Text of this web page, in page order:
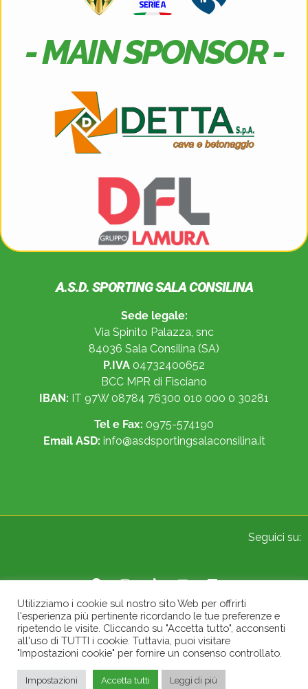
- MAIN SPONSOR -
A.S.D. SPORTING SALA CONSILINA
Sede legale:
Via Spinito Palazza, snc
84036 Sala Consilina (SA)
P.IVA 04732400652
BCC MPR di Fisciano
IBAN: IT 97W 08784 76300 010 000 0 30281
Tel e Fax: 0975-574190
Email ASD: info@asdsportingsalaconsilina.it
Seguici su:
© 2022 Sporting A.S.D. Sala Consilina. All Rights Reserved.
Utilizziamo i cookie sul nostro sito Web per offrirti
l'esperienza più pertinente ricordando le tue preferenze e
ripetendo le visite. Cliccando su "Accetta tutto", acconsenti
all'uso di TUTTI i cookie. Tuttavia, puoi visitare
"Impostazioni cookie" per fornire un consenso controllato.
Impostazioni Accetta tutti Leggi di più